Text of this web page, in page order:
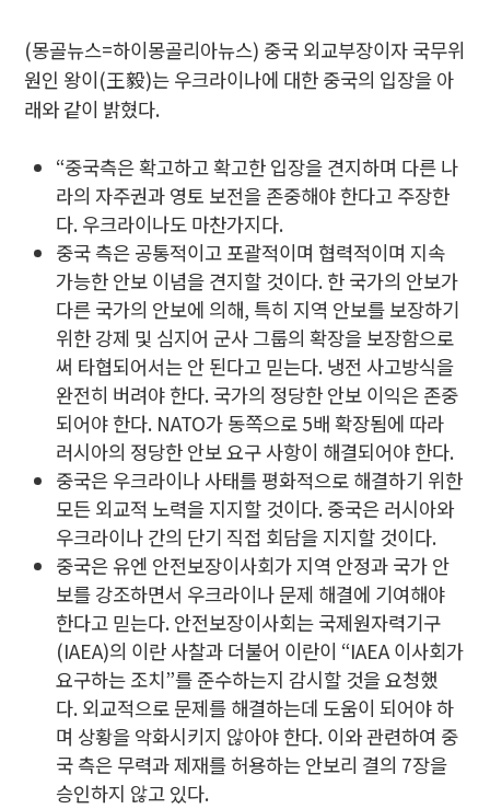
(몽골뉴스=하이몽골리아뉴스) 중국 외교부장이자 국무위
원인 왕이(王毅)는 우크라이나에 대한 중국의 입장을 아
래와 같이 밝혔다.
“중국측은 확고하고 확고한 입장을 견지하며 다른 나
라의 자주권과 영토 보전을 존중해야 한다고 주장한
다. 우크라이나도 마찬가지다.
중국 측은 공통적이고 포괄적이며 협력적이며 지속
가능한 안보 이념을 견지할 것이다. 한 국가의 안보가
다른 국가의 안보에 의해, 특히 지역 안보를 보장하기
위한 강제 및 심지어 군사 그룹의 확장을 보장함으로
써 타협되어서는 안 된다고 믿는다. 냉전 사고방식을
완전히 버려야 한다. 국가의 정당한 안보 이익은 존중
되어야 한다. NATO가 동쪽으로 5배 확장됨에 따라
러시아의 정당한 안보 요구 사항이 해결되어야 한다.
중국은 우크라이나 사태를 평화적으로 해결하기 위한
모든 외교적 노력을 지지할 것이다. 중국은 러시아와
우크라이나 간의 단기 직접 회담을 지지할 것이다.
중국은 유엔 안전보장이사회가 지역 안정과 국가 안
보를 강조하면서 우크라이나 문제 해결에 기여해야
한다고 믿는다. 안전보장이사회는 국제원자력기구
(IAEA)의 이란 사찰과 더불어 이란이 “IAEA 이사회가
요구하는 조치”를 준수하는지 감시할 것을 요청했
다. 외교적으로 문제를 해결하는데 도움이 되어야 하
며 상황을 악화시키지 않아야 한다. 이와 관련하여 중
국 측은 무력과 제재를 허용하는 안보리 결의 7장을
승인하지 않고 있다.